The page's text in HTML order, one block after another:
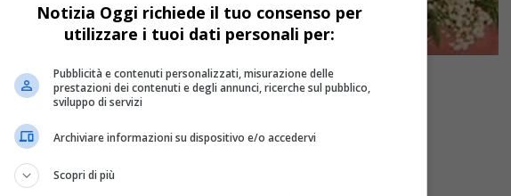
Notizia Oggi richiede il tuo consenso per
utilizzare i tuoi dati personali per:
Pubblicità e contenuti personalizzati, misurazione delle
prestazioni dei contenuti e degli annunci, ricerche sul pubblico,
sviluppo di servizi
Archiviare informazioni su dispositivo e/o accedervi
Scopri di più